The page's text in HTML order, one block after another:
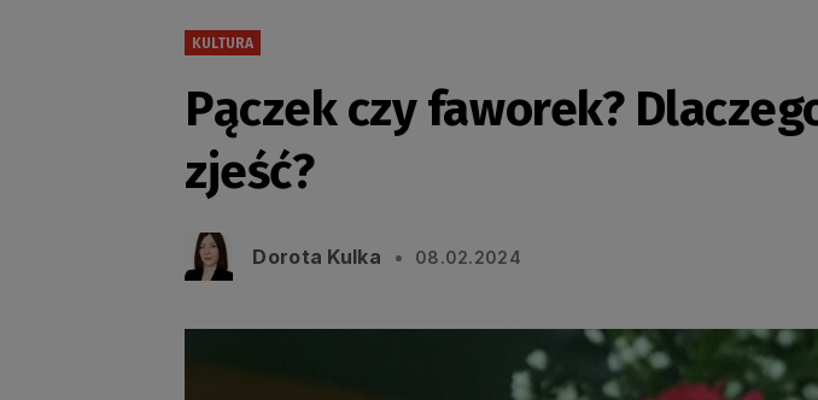
KULTURA
Pączek czy faworek?
zjeść?
Dorota Kulka 08.02.2024